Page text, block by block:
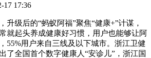
17 17:36
级后的“蚂蚁阿福”聚焦“健康+”计谋，
就起头养成健康好习惯，用户也能够让阿
55%用户来自三线及以下城市。浙江卫健
了全国首个数字健康人“安诊儿”，浙江国